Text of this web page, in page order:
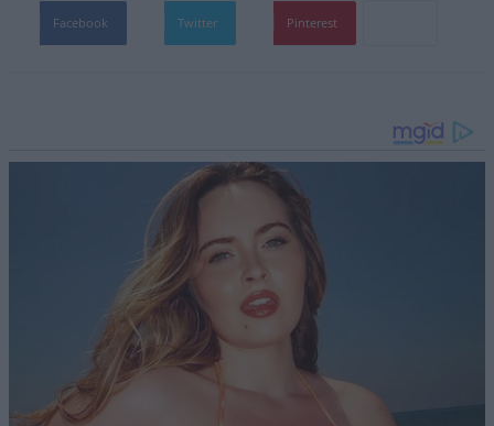
Facebook Twitter Pinterest